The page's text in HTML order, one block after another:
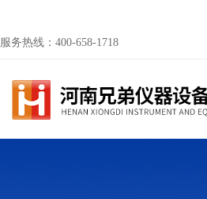
服务热线：400-658-1718